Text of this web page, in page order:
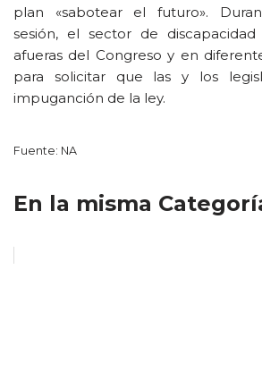
plan «sabotear el futuro».
sesión, el sector de
afueras del Congreso y en
para solicitar que las y los
impuganción de la ley.
Fuente: NA
En la misma